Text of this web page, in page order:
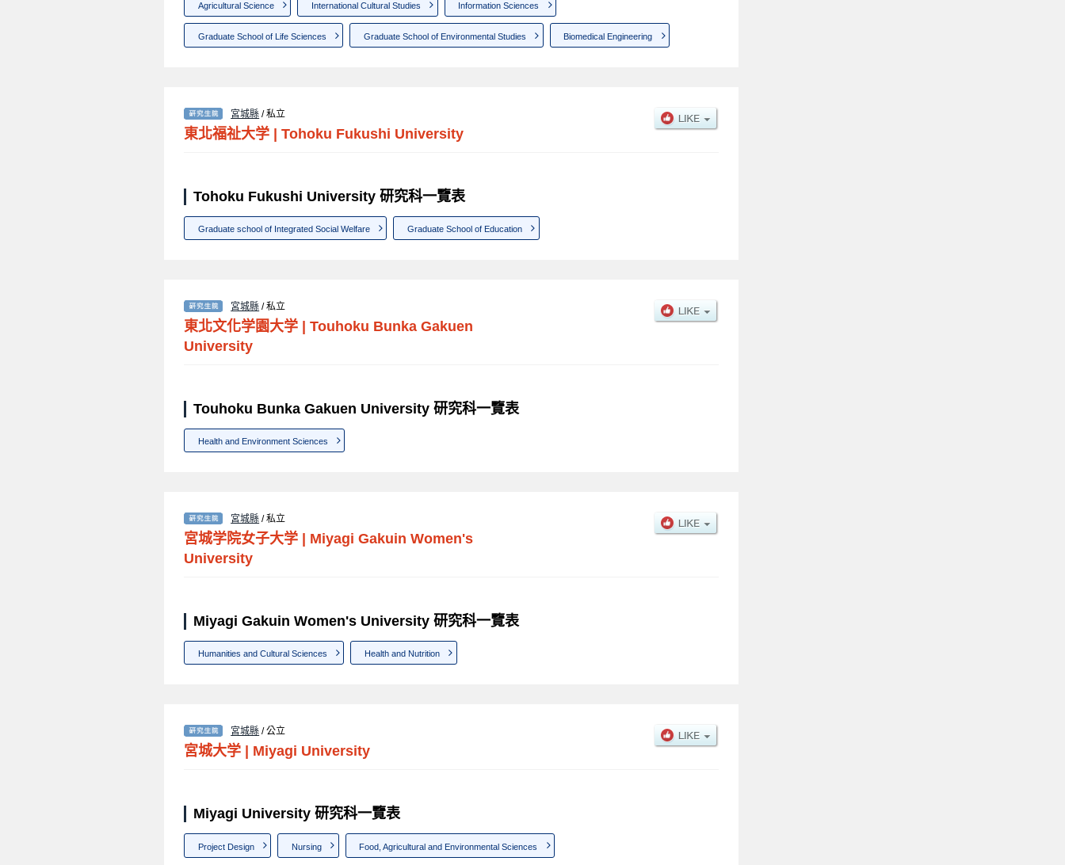
Agricultural Science International Cultural Studies Information Sciences
Graduate School of Life Sciences Graduate School of Environmental Studies Biomedical Engineering
宮城縣 / 私立
東北福祉大学 | Tohoku Fukushi University
Tohoku Fukushi University 研究科一覽表
Graduate school of Integrated Social Welfare Graduate School of Education
宮城縣 / 私立
東北文化学園大学 | Touhoku Bunka Gakuen
University
Touhoku Bunka Gakuen University 研究科一覽表
Health and Environment Sciences
宮城縣 / 私立
宮城学院女子大学
Miyagi Gakuin Women's
University
Miyagi Gakuin Women's University 研究科一覽表
Humanities and Cultural Sciences Health and Nutrition
宮城縣 / 公立
宮城大学 Miyagi University
Miyagi University 研究科一覽表
Project Design Nursing Food, Agricultural and Environmental Sciences